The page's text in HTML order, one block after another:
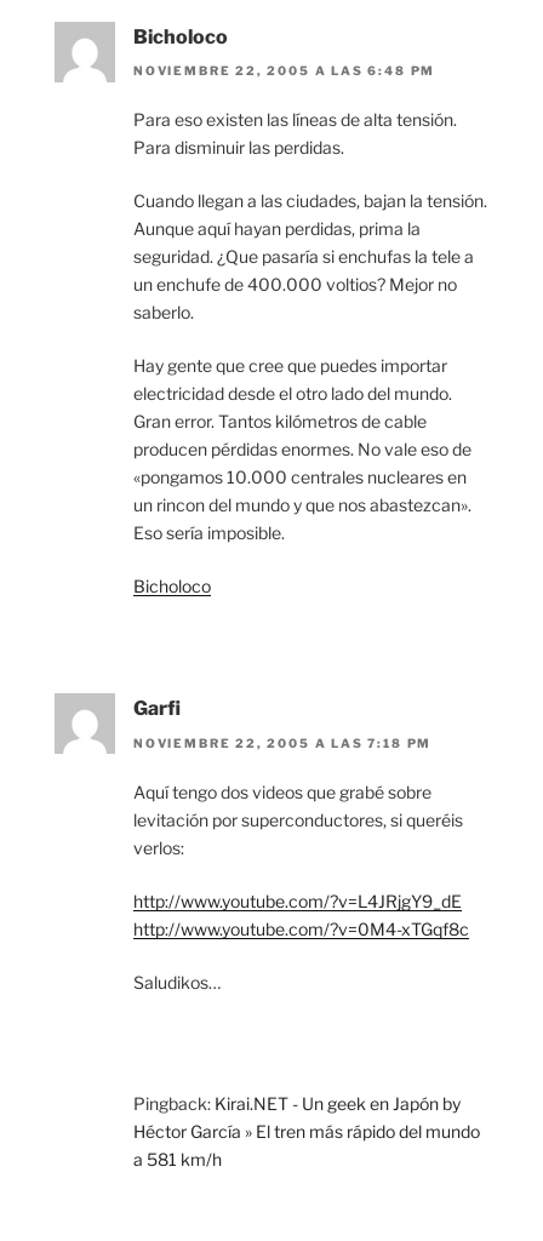
Bicholoco
NOVIEMBRE 22, 2005 A LAS 6:48 PM
Para eso existen las líneas de alta tensión.
Para disminuir las perdidas.
Cuando llegan a las ciudades, bajan la tensión.
Aunque aquí hayan perdidas, prima la
seguridad. ¿Que pasaría si enchufas la tele a
un enchufe de 400.000 voltios? Mejor no
saberlo.
Hay gente que cree que puedes importar
electricidad desde el otro lado del mundo.
Gran error. Tantos kilómetros de cable
producen pérdidas enormes. No vale eso de
«pongamos 10.000 centrales nucleares en
un rincon del mundo y que nos abastezcan».
Eso sería imposible.
Bicholoco
Garfi
NOVIEMBRE 22, 2005 A LAS 7:18 PM
Aquí tengo dos videos que grabé sobre
levitación por superconductores, si queréis
verlos:
http://www.youtube.com/?v=L4JRjgY9_dE
http://www.youtube.com/?v=0M4-xTGqf8c
Saludikos…
Pingback: Kirai.NET - Un geek en Japón by
Héctor García » El tren más rápido del mundo
a 581 km/h